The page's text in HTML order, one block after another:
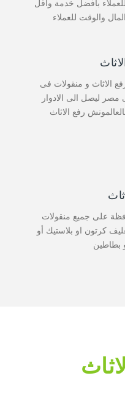
بأفضل خدمة واقل
والوقت للعملاء
الاثاث و منقولات فى
ليصل الى الادوار
رفع الاثاث
على جميع منقولات
كرتون او بلاستيك أو
بطاطين